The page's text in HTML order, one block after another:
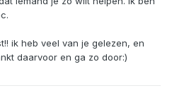
ik heb veel van je gelezen, en
daarvoor en ga zo door:)